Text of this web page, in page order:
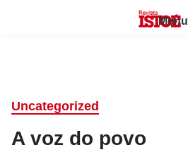
Menu
Uncategorized
A voz do povo